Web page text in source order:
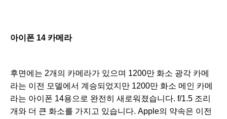
아이폰 14 카메라
후면에는 2개의 카메라가 있으며 1200만 화소 광각 카메
라는 이전 모델에서 계승되었지만 1200만 화소 메인 카메
라는 아이폰 14용으로 완전히 새로워졌습니다. f/1.5 조리
개와 더 큰 화소를 가지고 있습니다. Apple의 약속은 이전